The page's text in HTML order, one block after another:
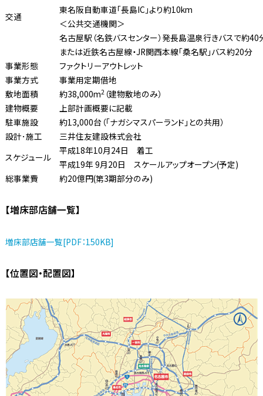
交通
東名阪自動車道「長島IC」より約10km
＜公共交通機関＞
名古屋駅（名鉄バスセンター）発長島温泉行きバスで約40
または近鉄名古屋線・JR関西本線「桑名駅」バス約20分
事業形態
ファクトリーアウトレット
事業方式
事業用定期借地
敷地面積
約38,000m2（建物敷地のみ）
建物概要
上部計画概要に記載
駐車施設
約13,000台（「ナガシマスパーランド」との共用）
設計･施工
三井住友建設株式会社
スケジュール
平成18年10月24日 着工
平成19年 9月20日 スケールアップオープン(予定)
総事業費
約20億円(第3期部分のみ)
【増床部店舗一覧】
増床部店舗一覧[PDF：150KB]
【位置図・配置図】